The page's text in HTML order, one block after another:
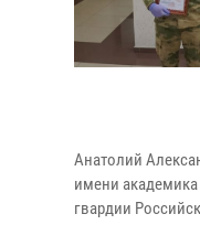
Анатолий
имени
гвардии